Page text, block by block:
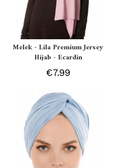
Melek - Lila Premium Jersey
Hijab - Ecardin
€7.99